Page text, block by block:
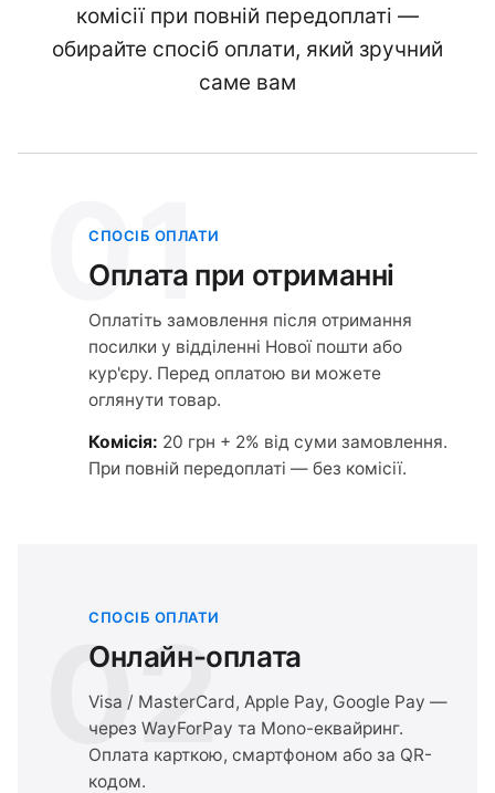
комісії при повній передоплаті —
обирайте спосіб оплати, який зручний
саме вам
01
СПОСІБ ОПЛАТИ
Оплата при отриманні
Оплатіть замовлення після отримання
посилки у відділенні Нової пошти або
кур'єру. Перед оплатою ви можете
оглянути товар.
Комісія: 20 грн + 2% від суми замовлення.
При повній передоплаті — без комісії.
02
СПОСІБ ОПЛАТИ
Онлайн-оплата
Visa / MasterCard, Apple Pay, Google Pay —
через WayForPay та Mono-еквайринг.
Оплата карткою, смартфоном або за QR-
кодом.